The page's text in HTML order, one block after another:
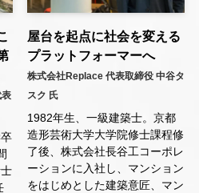
屋台を起点に社会を変える
プラットフォーマーへ
株式会社Replace 代表取締役 中谷タ
スク 氏
1982年生、一級建築士。京都
造形芸術大学大学院修士課程修
了後、株式会社長谷工コーポレ
ーションに入社し、マンション
をはじめとした建築意匠、マン